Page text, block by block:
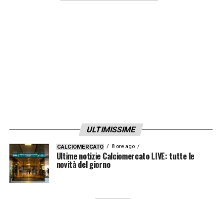
probabilità una lucidastrategia di
calciomercato. Esercitando il riscatto a
milioni di euro, la società si è assicurata la
totale proprietà del cartellino per gestire in
ULTIMISSIME
CALCIOMERCATO 8 ore ago
Ultime notizie Calciomercato LIVE: tutte le
novità del giorno